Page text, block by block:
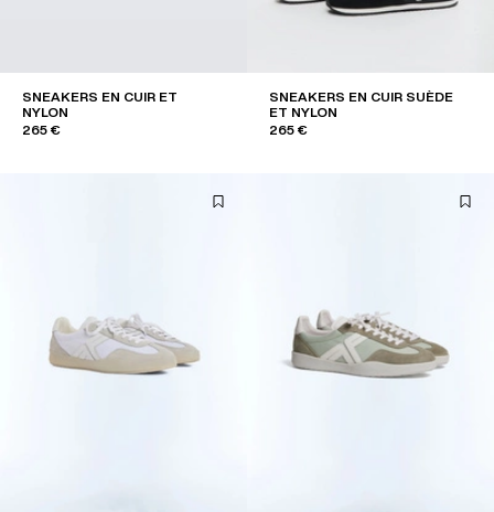
SNEAKERS EN CUIR ET
NYLON
265 €
SNEAKERS EN CUIR SUÈDE
ET NYLON
265 €